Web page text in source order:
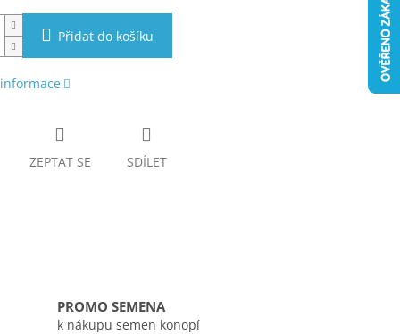
Přidat do košíku
ZEPTAT SE SDÍLET
PROMO SEMENA
k nákupu semen konopí